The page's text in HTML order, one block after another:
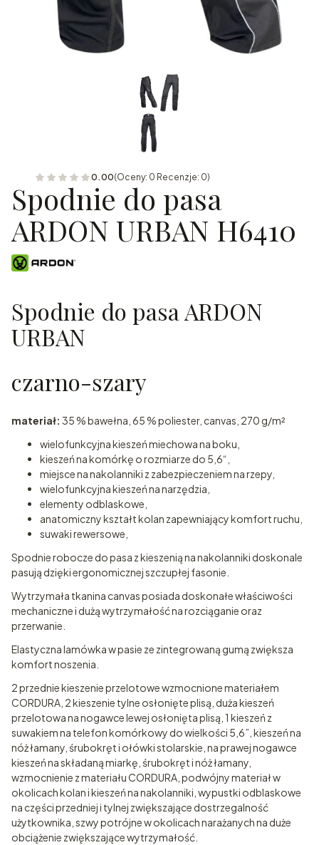
0.00(Oceny: 0 Recenzje: 0)
Spodnie do pasa
ARDON URBAN H6410
Spodnie do pasa ARDON
URBAN
czarno-szary
materiał: 35 % bawełna, 65 % poliester, canvas, 270 g/m²
wielofunkcyjna kieszeń miechowa na boku,
kieszeń na komórkę o rozmiarze do 5,6“,
miejsce na nakolanniki z zabezpieczeniem na rzepy,
wielofunkcyjna kieszeń na narzędzia,
elementy odblaskowe,
anatomiczny kształt kolan zapewniający komfort ruchu,
suwaki rewersowe,
Spodnie robocze do pasa z kieszenią na nakolanniki doskonale
pasują dzięki ergonomicznej szczupłej fasonie.
Wytrzymała tkanina canvas posiada doskonałe właściwości
mechaniczne i dużą wytrzymałość na rozciąganie oraz
przerwanie.
Elastyczna lamówka w pasie ze zintegrowaną gumą zwiększa
komfort noszenia.
2 przednie kieszenie przelotowe wzmocnione materiałem
CORDURA, 2 kieszenie tylne osłonięte plisą, duża kieszeń
przelotowa na nogawce lewej osłonięta plisą, 1 kieszeń z
suwakiem na telefon komórkowy do wielkości 5,6”, kieszeń na
nóż łamany, śrubokręt i ołówki stolarskie, na prawej nogawce
kieszeń na składaną miarkę, śrubokręt i nóż łamany,
wzmocnienie z materiału CORDURA, podwójny materiał w
okolicach kolan i kieszeń na nakolanniki, wypustki odblaskowe
na części przedniej i tylnej zwiększające dostrzegalność
użytkownika, szwy potrójne w okolicach narażanych na duże
obciążenie zwiększające wytrzymałość.